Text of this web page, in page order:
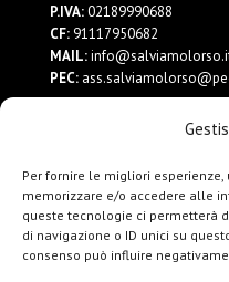
Per fornire le migliori
memorizzare e/o accedere alle
queste tecnologie ci permetterà
di navigazione o ID unici su
consenso può influire
P.IVA:02189990688
CF:91117950682
MAIL:
PEC:
Privacy Policy